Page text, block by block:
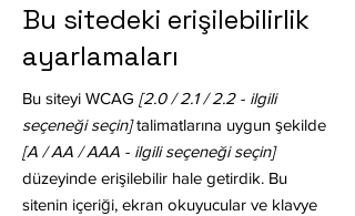
Bu sitedeki erişilebilirlik
ayarlamaları
Bu siteyi WCAG [2.0 / 2.1 / 2.2 - ilgili
seçeneği seçin]talimatlarına uygun şekilde
[A / AA / AAA - ilgili seçeneği seçin]
düzeyinde erişilebilir hale getirdik. Bu
sitenin içeriği, ekran okuyucular ve klavye